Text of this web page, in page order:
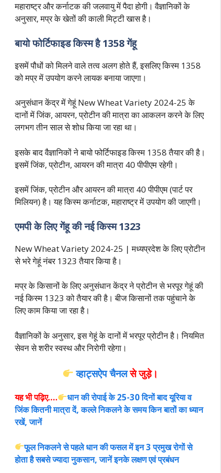
महाराष्ट्र और कर्नाटक की जलवायु में पैदा होगी। वैज्ञानिकों के
अनुसार, मप्र के खेतों की काली मिट्टी खास है।
बायो फोर्टिफाइड किस्म है 1358 गेंहू
इसमें पौधों को मिलने वाले तत्व अलग होते हैं, इसलिए किस्म 1358
को मप्र में उपयोग करने लायक बनाया जाएगा।
अनुसंधान केंद्र में गेहूं New Wheat Variety 2024-25 के
दानों में जिंक, आयरन, प्रोटीन की मात्रा का आकलन करने के लिए
लगभग तीन साल से शोध किया जा रहा था।
इसके बाद वैज्ञानिकों ने बायो फोर्टिफाइड किस्म 1358 तैयार की है।
इसमें जिंक, प्रोटीन, आयरन की मात्रा 40 पीपीएम रहेगी।
इसमें जिंक, प्रोटीन और आयरन की मात्रा 40 पीपीएम (पार्ट पर
मिलियन) है। यह किस्म कर्नाटक, महाराष्ट्र में उपयोग की जाएगी।
एमपी के लिए गेंहू की नई किस्म 1323
New Wheat Variety 2024-25 | मध्यप्रदेश के लिए प्रोटीन
से भरे गेहूं नंबर 1323 तैयार किया है।
मप्र के किसानों के लिए अनुसंधान केंद्र ने प्रोटीन से भरपूर गेहूं की
नई किस्म 1323 को तैयार की है। बीज किसानों तक पहुंचाने के
लिए काम किया जा रहा है।
वैज्ञानिकों के अनुसार, इस गेहूं के दानों में भरपूर प्रोटीन है। नियमित
सेवन से शरीर स्वस्थ और निरोगी रहेगा।
व्हाट्सऐप चैनलसे जुड़े।
यह भी पढ़िए….
धान की रोपाई के 25-30 दिनों बाद यूरिया व
जिंक कितनी मात्रा दें, कल्ले निकलने के समय किन बातों का ध्यान
रखें, जानें
फूल निकलने से पहले धान की फसल में इन 3 प्रमुख रोगों से
होता है सबसे ज्यादा नुकसान, जानें इनके लक्षण एवं प्रबंधन